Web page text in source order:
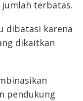
terbatas.
dibatasi karena
dikaitkan
pendukung